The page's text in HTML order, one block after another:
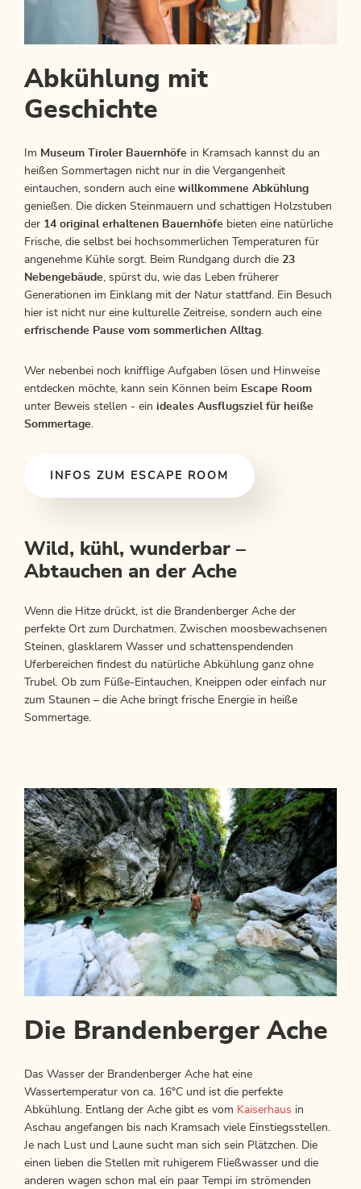
Abkühlung mit
Geschichte
Im Museum Tiroler Bauernhöfe in Kramsach kannst du an
heißen Sommertagen nicht nur in die Vergangenheit
eintauchen, sondern auch eine willkommene Abkühlung
genießen. Die dicken Steinmauern und schattigen Holzstuben
der 14 original erhaltenen Bauernhöfe bieten eine natürliche
Frische, die selbst bei hochsommerlichen Temperaturen für
angenehme Kühle sorgt. Beim Rundgang durch die 23
Nebengebäude , spürst du, wie das Leben früherer
Generationen im Einklang mit der Natur stattfand. Ein Besuch
hier ist nicht nur eine kulturelle Zeitreise, sondern auch eine
erfrischende Pause vom sommerlichen Alltag
Wer nebenbei noch knifflige Aufgaben lösen und Hinweise
entdecken möchte, kann sein Können beim Escape Room
unter Beweis stellen - ein ideales Ausflugsziel für heiße
Sommertage
INFOS ZUM ESCAPE ROOM
Wild, kühl, wunderbar –
Abtauchen an der Ache
Wenn die Hitze drückt, ist die Brandenberger Ache der
perfekte Ort zum Durchatmen. Zwischen moosbewachsenen
Steinen, glasklarem Wasser und schattenspendenden
Uferbereichen findest du natürliche Abkühlung ganz ohne
Trubel. Ob zum Füße-Eintauchen, Kneippen oder einfach nur
zum Staunen – die Ache bringt frische Energie in heiße
Sommertage.
Die Brandenberger Ache
Das Wasser der Brandenberger Ache hat eine
Wassertemperatur von ca. 16°C und ist die perfekte
Abkühlung. Entlang der Ache gibt es vom Kaiserhaus in
Aschau angefangen bis nach Kramsach viele Einstiegsstellen.
Je nach Lust und Laune sucht man sich sein Plätzchen. Die
einen lieben die Stellen mit ruhigerem Fließwasser und die
anderen wagen schon mal ein paar Tempi im strömenden